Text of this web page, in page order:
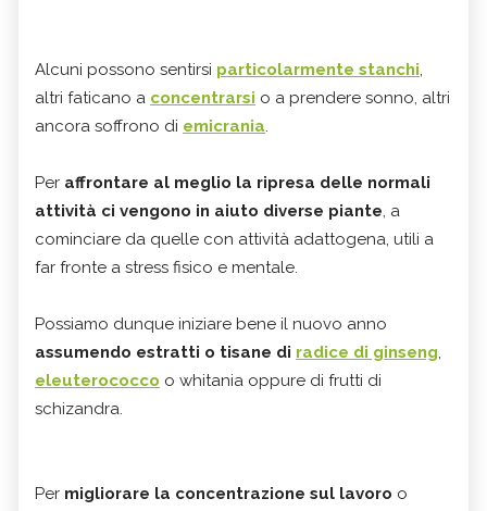
Alcuni possono sentirsi particolarmente stanchi,
altri faticano a concentrarsi o a prendere sonno, altri
ancora soffrono di emicrania.
Per affrontare al meglio la ripresa delle normali
attività ci vengono in aiuto diverse piante, a
cominciare da quelle con attività adattogena, utili a
far fronte a stress fisico e mentale.
Possiamo dunque iniziare bene il nuovo anno
assumendo estratti o tisane di radice di ginseng,
eleuterococco o whitania oppure di frutti di
schizandra.
Per migliorare la concentrazione sul lavoro o